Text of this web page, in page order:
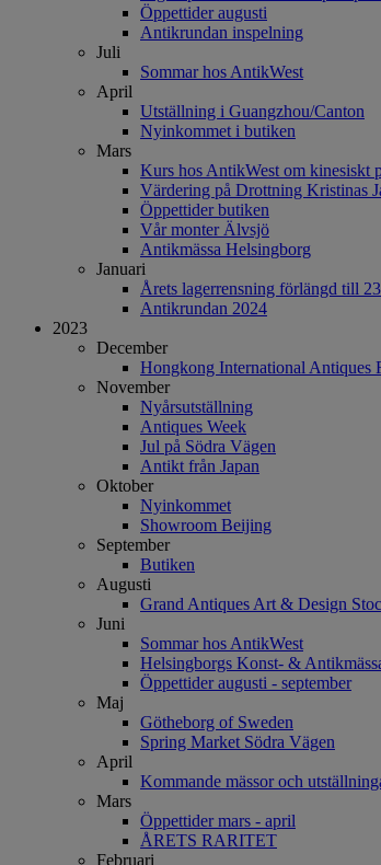
Öppettider augusti
Antikrundan inspelning
Juli
Sommar hos AntikWest
April
Utställning i Guangzhou/Canton
Nyinkommet i butiken
Mars
Kurs hos AntikWest om kinesiskt
Värdering på Drottning Kristinas
Öppettider butiken
Vår monter Älvsjö
Antikmässa Helsingborg
Januari
Årets lagerrensning förlängd till
Antikrundan 2024
2023
December
Hongkong International Antiques
November
Nyårsutställning
Antiques Week
Jul på Södra Vägen
Antikt från Japan
Oktober
Nyinkommet
Showroom Beijing
September
Butiken
Augusti
Grand Antiques Art & Design
Juni
Sommar hos AntikWest
Helsingborgs Konst- &
Öppettider augusti - september
Maj
Götheborg of Sweden
Spring Market Södra Vägen
April
Kommande mässor och
Mars
Öppettider mars - april
ÅRETS RARITET
Februari